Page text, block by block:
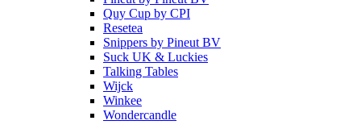
Quy Cup by CPI
Resetea
Snippers by Pineut BV
Suck UK & Luckies
Talking Tables
Wijck
Winkee
Wondercandle